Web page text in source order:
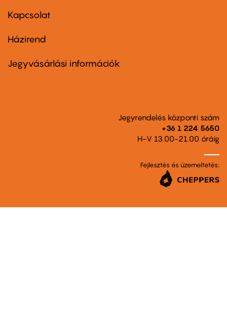
firstKapcsolat
Footer
second
Házirend
Jegyvásárlási információk
Jegyrendelés központi szám
+36 1 224 5650
H-V 13.00-21.00 óráig
Fejlesztés és üzemeltetés: